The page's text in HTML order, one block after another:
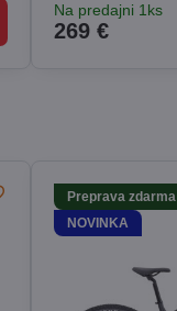
Na predajni 1ks
269 €
Preprava zdarma
NOVINKA